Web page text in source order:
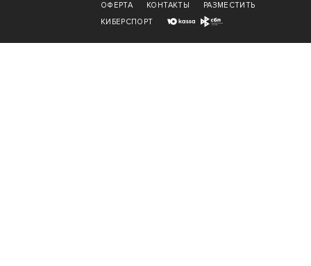
ОФЕРТА
КОНТАКТЫ
РАЗМЕСТИТЬ
КИБЕРСПОРТ